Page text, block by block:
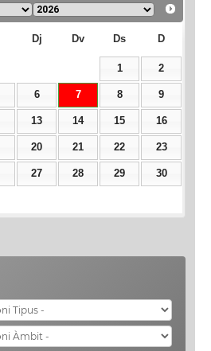
Dj Dv Ds D
1 2
6 7 8 9
13 14 15 16
20 21 22 23
27 28 29 30